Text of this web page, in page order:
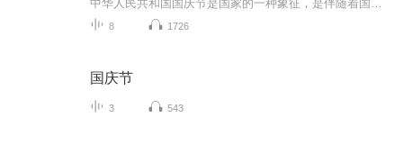
8 1726
国庆节
3 543